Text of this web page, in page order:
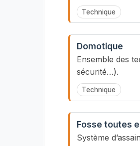
Technique
Domotique
Ensemble des
sécurité…).
Technique
Fosse toutes
Système